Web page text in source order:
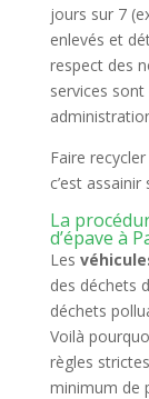
jours sur 7
enlevés et
respect des
services sont
Faire
c’est
La
d’épave à
Les
des déchets
déchets
Voilà
règles
minimum de